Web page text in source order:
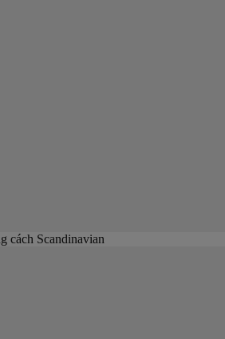
cách Scandinavian